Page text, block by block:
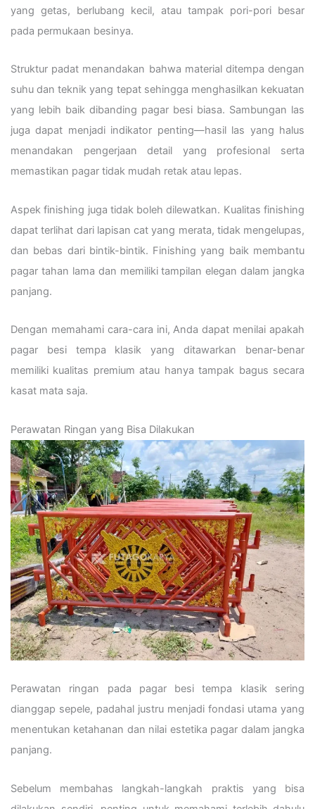
yang getas, berlubang kecil, atau tampak pori-pori besar
pada permukaan besinya.
Struktur padat menandakan bahwa material ditempa dengan
suhu dan teknik yang tepat sehingga menghasilkan kekuatan
yang lebih baik dibanding pagar besi biasa. Sambungan las
juga dapat menjadi indikator penting—hasil las yang halus
menandakan pengerjaan detail yang profesional serta
memastikan pagar tidak mudah retak atau lepas.
Aspek finishing juga tidak boleh dilewatkan. Kualitas finishing
dapat terlihat dari lapisan cat yang merata, tidak mengelupas,
dan bebas dari bintik-bintik. Finishing yang baik membantu
pagar tahan lama dan memiliki tampilan elegan dalam jangka
panjang.
Dengan memahami cara-cara ini, Anda dapat menilai apakah
pagar besi tempa klasik yang ditawarkan benar-benar
memiliki kualitas premium atau hanya tampak bagus secara
kasat mata saja.
Perawatan Ringan yang Bisa Dilakukan
Perawatan ringan pada pagar besi tempa klasik sering
dianggap sepele, padahal justru menjadi fondasi utama yang
menentukan ketahanan dan nilai estetika pagar dalam jangka
panjang.
Sebelum membahas langkah-langkah praktis yang bisa